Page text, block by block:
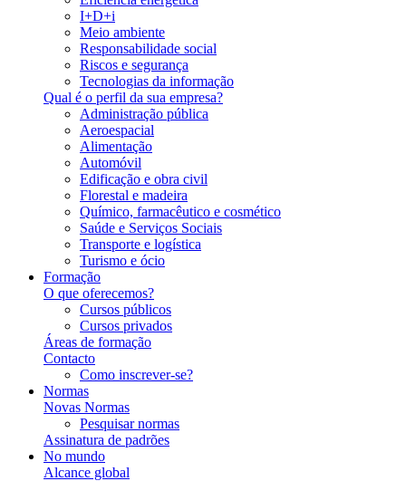
I+D+i
Meio ambiente
Responsabilidade social
Riscos e segurança
Tecnologias da informação
Qual é o perfil da sua empresa?
Administração pública
Aeroespacial
Alimentação
Automóvil
Edificação e obra civil
Florestal e madeira
Químico, farmacêutico e cosmético
Saúde e Serviços Sociais
Transporte e logística
Turismo e ócio
Formação
O que oferecemos?
Cursos públicos
Cursos privados
Áreas de formação
Contacto
Como inscrever-se?
Normas
Novas Normas
Pesquisar normas
Assinatura de padrões
No mundo
Alcance global